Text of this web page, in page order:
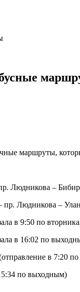
маршруты,
Людникова –
Людникова –
в 9:50 по
в 16:02 по
в 7:20
по выходным)